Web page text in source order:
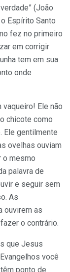
(João
Espírito Santo
fez no primeiro
em corrigir
tem em sua
onde
vaqueiro! Ele não
chicote como
Ele gentilmente
ovelhas ouviam
o mesmo
palavra de
e seguir sem
As
ouvirem as
o contrário.
que Jesus
você
ponto de